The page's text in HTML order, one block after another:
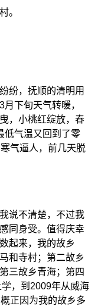
。
，抚顺的清明用
下旬天气转暖，
，小桃红绽放，春
低气温又回到了零
气逼人，前几天脱
说不清楚，不过我
同身受。值得庆幸
起来，我的故乡
和寺村；第二故乡
三故乡青海；第四
，到2009年从威海
正因为我的故乡多